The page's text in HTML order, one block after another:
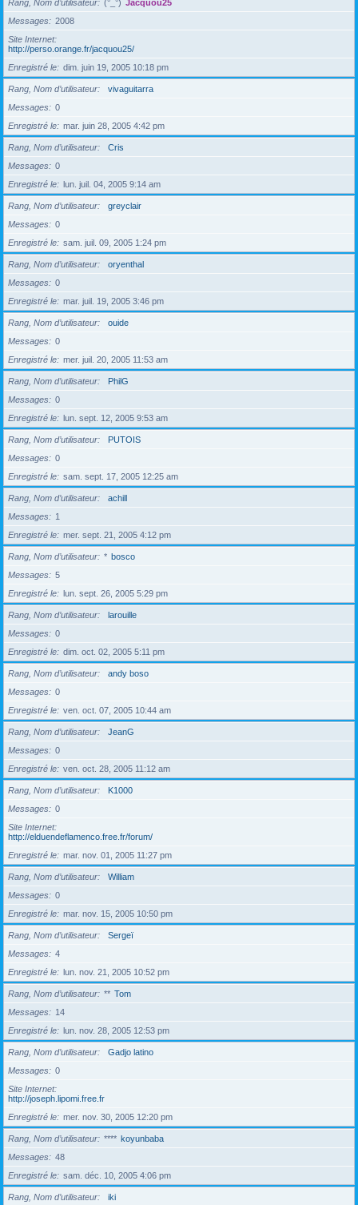
Rang, Nom d’utilisateur (°_°) Jacquou25
Messages
2008
Site Internet
http://perso.orange.fr/jacquou25/
Enregistré le
dim. juin 19, 2005 10:18 pm
Rang, Nom d’utilisateur
vivaguitarra
Messages
0
Enregistré le
mar. juin 28, 2005 4:42 pm
Rang, Nom d’utilisateur
Cris
Messages
0
Enregistré le
lun. juil. 04, 2005 9:14 am
Rang, Nom d’utilisateur
greyclair
Messages
0
Enregistré le
sam. juil. 09, 2005 1:24 pm
Rang, Nom d’utilisateur
oryenthal
Messages
0
Enregistré le
mar. juil. 19, 2005 3:46 pm
Rang, Nom d’utilisateur
ouide
Messages
0
Enregistré le
mer. juil. 20, 2005 11:53 am
Rang, Nom d’utilisateur
PhilG
Messages
0
Enregistré le
lun. sept. 12, 2005 9:53 am
Rang, Nom d’utilisateur
PUTOIS
Messages
0
Enregistré le
sam. sept. 17, 2005 12:25 am
Rang, Nom d’utilisateur
achill
Messages
1
Enregistré le
mer. sept. 21, 2005 4:12 pm
Rang, Nom d’utilisateur * bosco
Messages
5
Enregistré le
lun. sept. 26, 2005 5:29 pm
Rang, Nom d’utilisateur
larouille
Messages
0
Enregistré le
dim. oct. 02, 2005 5:11 pm
Rang, Nom d’utilisateur
andy boso
Messages
0
Enregistré le
ven. oct. 07, 2005 10:44 am
Rang, Nom d’utilisateur
JeanG
Messages
0
Enregistré le
ven. oct. 28, 2005 11:12 am
Rang, Nom d’utilisateur
K1000
Messages
0
Site Internet
http://elduendeflamenco.free.fr/forum/
Enregistré le
mar. nov. 01, 2005 11:27 pm
Rang, Nom d’utilisateur
William
Messages
0
Enregistré le
mar. nov. 15, 2005 10:50 pm
Rang, Nom d’utilisateur
Sergeï
Messages
4
Enregistré le
lun. nov. 21, 2005 10:52 pm
Rang, Nom d’utilisateur ** Tom
Messages
14
Enregistré le
lun. nov. 28, 2005 12:53 pm
Rang, Nom d’utilisateur
Gadjo latino
Messages
0
Site Internet
http://joseph.lipomi.free.fr
Enregistré le
mer. nov. 30, 2005 12:20 pm
Rang, Nom d’utilisateur **** koyunbaba
Messages
48
Enregistré le
sam. déc. 10, 2005 4:06 pm
Rang, Nom d’utilisateur
iki